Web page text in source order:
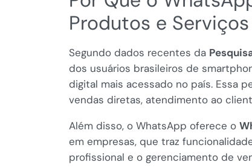
Produtos e
Segundo dados recentes da
dos usuários brasileiros de
digital mais acessado no país. Essa
vendas diretas, atendimento ao
Além disso, o WhatsApp oferece o
em empresas, que traz
profissional e o gerenciamento de